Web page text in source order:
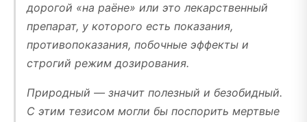
дорогой «на раёне» или это лекарственный
препарат, у которого есть показания,
противопоказания, побочные эффекты и
строгий режим дозирования.
Природный — значит полезный и безобидный.
С этим тезисом могли бы поспорить мертвые